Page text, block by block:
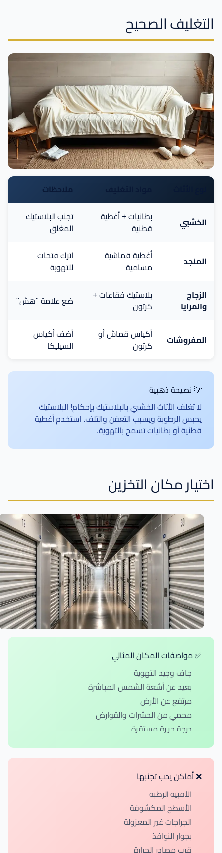
التغليف الصحيح
ملاحظات
الخشبي
بطانيات + أغطية
قطنية
تجنب البلاستيك
المغلق
المنجد
أغطية قماشية
مسامية
اترك فتحات
للتهوية
الزجاج
والمرايا
بلاستيك فقاعات +
كرتون
ضع علامة "هش"
المفروشات
أكياس قماش أو
كرتون
أضف أكياس
السيليكا
💡 نصيحة ذهبية
لا تغلف الأثاث الخشبي بالبلاستيك بإحكام! البلاستيك
يحبس الرطوبة ويسبب التعفن والتلف. استخدم أغطية
قطنية أو بطانيات تسمح بالتهوية.
اختيار مكان التخزين
✅ مواصفات المكان المثالي
جاف وجيد التهوية
بعيد عن أشعة الشمس المباشرة
مرتفع عن الأرض
محمي من الحشرات والقوارض
درجة حرارة مستقرة
❌ أماكن يجب تجنبها
الأقبية الرطبة
الأسطح المكشوفة
الجراجات غير المعزولة
بجوار النوافذ
قرب مصادر الحرارة